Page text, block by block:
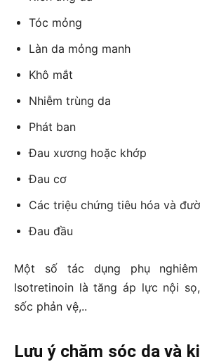
Tóc mỏng
Làn da mỏng manh
Khô mắt
Nhiễm trùng da
Phát ban
Đau xương hoặc khớp
Đau cơ
Các triệu chứng tiêu hóa và
Đau đầu
Một số tác dụng phụ
Isotretinoin là tăng áp lực nội
sốc phản vệ,..
Lưu ý chăm sóc da và